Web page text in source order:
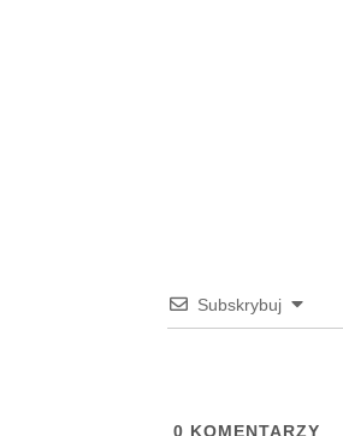
Subskrybuj
0 KOMENTARZY